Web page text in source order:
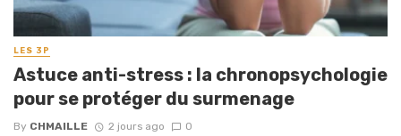
LES 3P
Astuce anti-stress : la chronopsychologie
pour se protéger du surmenage
By CHMAILLE 2 jours ago 0